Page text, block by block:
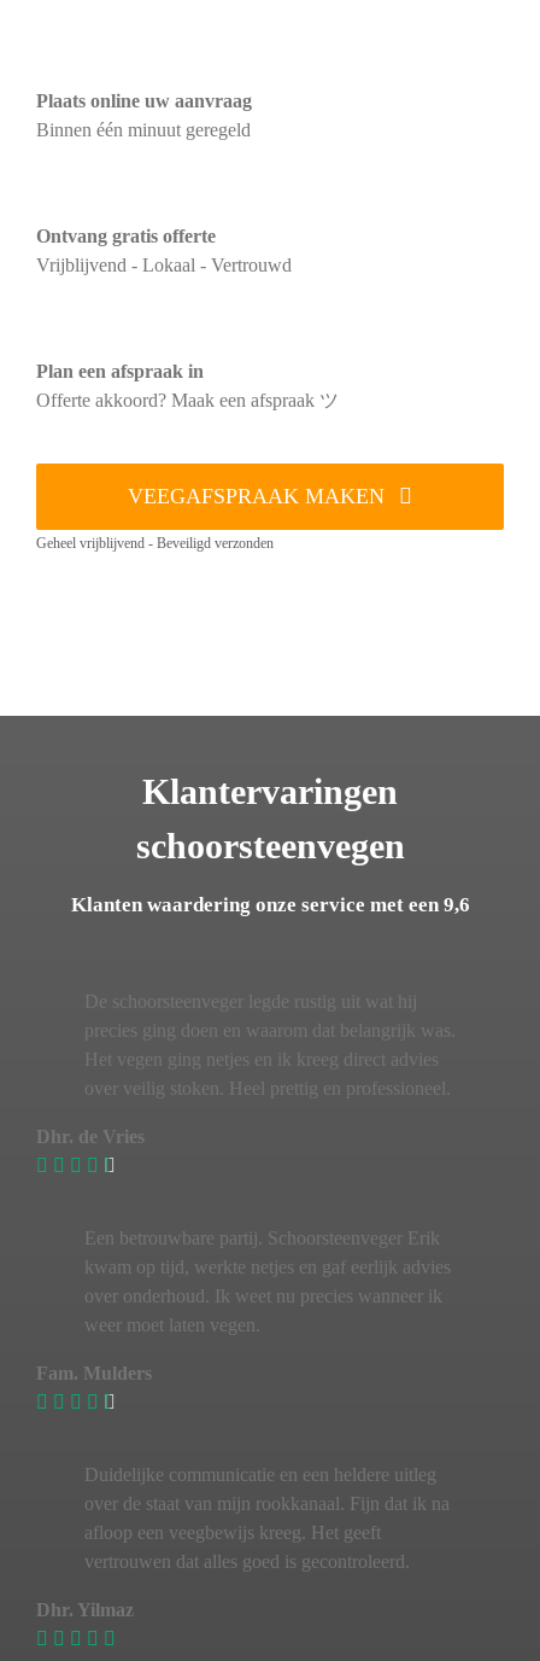
Plaats online uw aanvraag
Binnen één minuut geregeld
Ontvang gratis offerte
Vrijblijvend - Lokaal - Vertrouwd
Plan een afspraak in
Offerte akkoord? Maak een afspraak ツ
VEEGAFSPRAAK MAKEN
Geheel vrijblijvend - Beveiligd verzonden
Klantervaringen
schoorsteenvegen
Klanten waardering onze service met een 9,6
De schoorsteenveger legde rustig uit wat hij
precies ging doen en waarom dat belangrijk was.
Het vegen ging netjes en ik kreeg direct advies
over veilig stoken. Heel prettig en professioneel.
Dhr. de Vries
Een betrouwbare partij. Schoorsteenveger Erik
kwam op tijd, werkte netjes en gaf eerlijk advies
over onderhoud. Ik weet nu precies wanneer ik
weer moet laten vegen.
Fam. Mulders
Duidelijke communicatie en een heldere uitleg
over de staat van mijn rookkanaal. Fijn dat ik na
afloop een veegbewijs kreeg. Het geeft
vertrouwen dat alles goed is gecontroleerd.
Dhr. Yilmaz